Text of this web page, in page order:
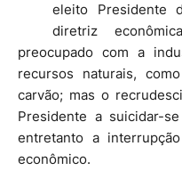
eleito Presidente
diretriz
preocupado com a
recursos naturais,
carvão; mas o
Presidente a suicidar-
entretanto a
econômico.